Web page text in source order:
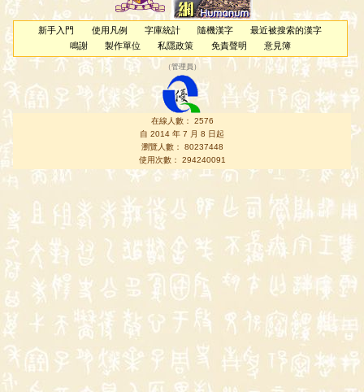
新手入門 使用凡例 字庫統計 隨機漢字
最近被搜索的漢字
鳴謝
製作單位 私隱政策 免責聲明 意見簿
（管理員 ）
在線人數： 2576
自 2014 年 7 月 8 日起
瀏覽人數： 80237448
使用次數： 294240091